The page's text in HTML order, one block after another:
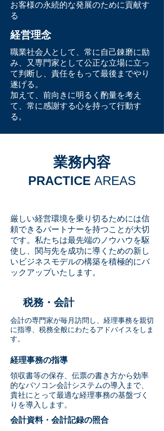
​業務内容
PRACTICE AREAS
厳しい経営環境を乗り切るためには信
頼できるパートナーを持つことが大切
です。私たちは最先端のノウハウを駆
使し、関与先を成功に導くための新し
いビジネスモデルの構築を積極的にバ
ックアップいたします。
税務・会計
会計の専門家が毎月訪問し、経理事務を親切
に指導、税務全般にわたるアドバイスをしま
す。
経理事務の指導
領収書等の保存、伝票の書き方から効率
的なパソコン会計システムの導入まで、
貴社にとって最適な経理事務の基盤づく
りを導入します。
会計資料・会計記録の照合
お客様の永続的な発展のために貢献す
る
経営理念
職業社会人として、常に自己錬磨に励
み、又専門家として公正な立場に立っ
て判断し、責任をもって最後までやり
遂げる。
加えて、前向きに明るく酌量を考え
て、常に感謝する心を持って行動す
る。